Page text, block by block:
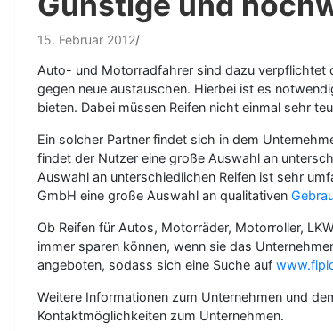
15. Februar 2012
Auto- und Motorradfahrer sind dazu verpflichtet
gegen neue austauschen. Hierbei ist es
bieten. Dabei müssen Reifen nicht einmal sehr
Ein solcher Partner findet sich in dem
findet der Nutzer eine große Auswahl an
Auswahl an unterschiedlichen Reifen ist sehr
GmbH eine große Auswahl an qualitativen
Ob Reifen für Autos, Motorräder, Motorroller,
immer sparen können, wenn sie das
angeboten, sodass sich eine Suche auf
Weitere Informationen zum Unternehmen und
Kontaktmöglichkeiten zum Unternehmen.